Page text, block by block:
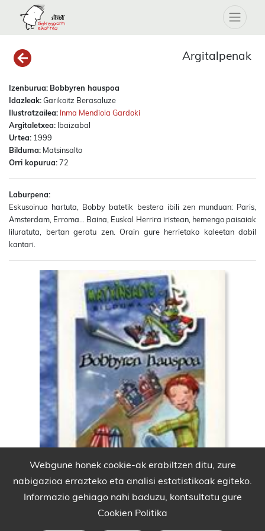
Argitalpenak
Izenburua: Bobbyren hauspoa
Idazleak:Garikoitz Berasaluze
Ilustratzailea: Inma Mendiola Gardoki
Argitaletxea: Ibaizabal
Urtea: 1999
Bilduma: Matsinsalto
Orri kopurua:72
Laburpena:
Eskusoinua hartuta, Bobby batetik bestera ibili zen munduan: Paris,
Amsterdam, Erroma... Baina, Euskal Herrira iristean, hemengo paisaiak
liluratuta, bertan geratu zen. Orain gure herrietako kaleetan dabil
kantari.
Webgune honek cookie-ak erabiltzen ditu, zure
nabigazioa errazteko eta analisi estatistikoak egiteko.
Informazio gehiago nahi baduzu, kontsultatu gure
Cookien Politika